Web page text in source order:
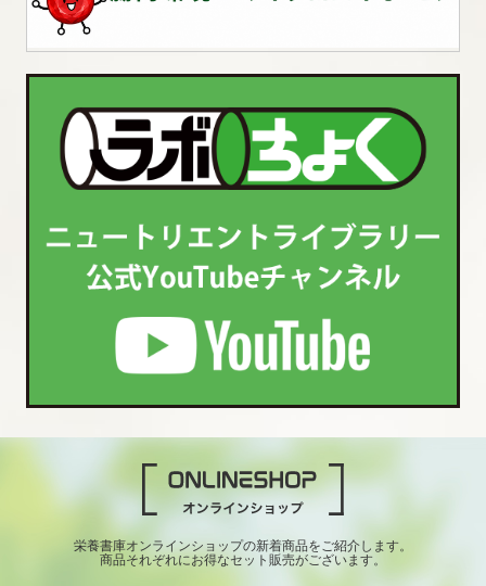
栄養書庫オンラインショップの新着商品をご紹介します。
商品それぞれにお得なセット販売がございます。